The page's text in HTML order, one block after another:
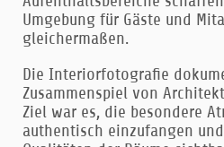
Umgebung für Gäste und
gleichermaßen.
Die Interiorfotografie
Zusammenspiel von
Ziel war es, die besondere
authentisch einzufangen